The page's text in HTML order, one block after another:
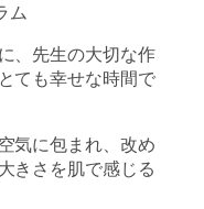
ム
、先生の大切な作
ても幸せな時間で
気に包まれ、改め
きさを肌で感じる